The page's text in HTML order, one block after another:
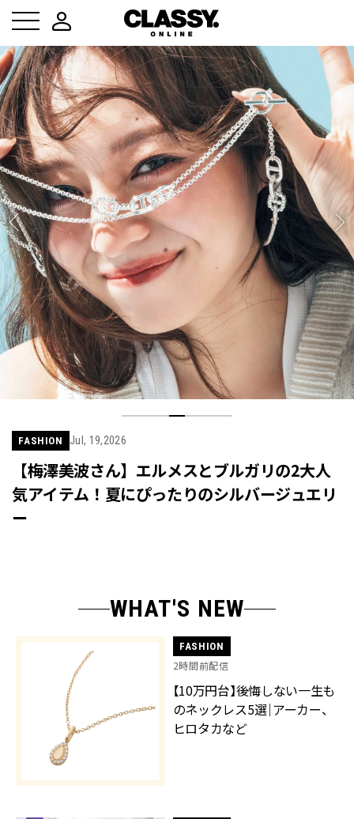
FASHION Jul, 19,2026
【梅澤美波さん】エルメスとブルガリの2大人
気アイテム！夏にぴったりのシルバージュエリ
ー
WHAT'S NEW
FASHION
2時間前配信
【10万円台】後悔しない一生も
のネックレス5選｜アーカー、
ヒロタカなど